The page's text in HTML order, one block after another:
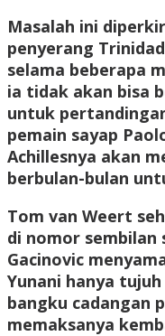
Masalah ini
penyerang
selama beberapa
ia tidak akan bisa
untuk
pemain sayap
Achillesnya akan
berbulan-bulan
Tom van Weert
di nomor sembilan
Gacinovic
Yunani hanya
bangku cadangan
memaksanya